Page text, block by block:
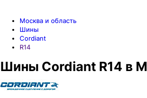
Москва и область
Шины
Cordiant
R14
Шины Cordiant R14 в